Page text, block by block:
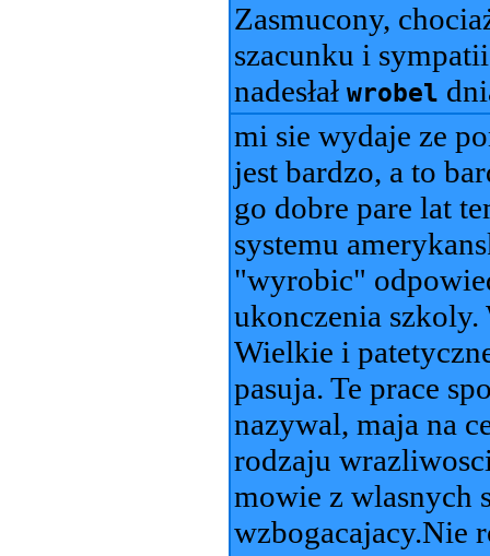
Zasmucony,
szacunku i sympatii
nadesłał wrobel
mi sie wydaje ze
jest bardzo, a to
go dobre pare lat
systemu
"wyrobic"
ukonczenia szkoly.
Wielkie i
pasuja. Te prace
nazywal, maja na
rodzaju
mowie z wlasnych
wzbogacajacy.Nie